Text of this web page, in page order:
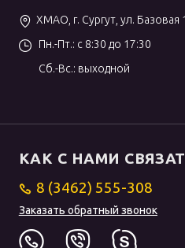
ХМАО, г. Сургут, ул. Базовая
Пн.-Пт.: с 8:30 до 17:30
Сб.-Вс.: выходной
КАК С НАМИ
8 (3462) 555-308
Заказать обратный звонок